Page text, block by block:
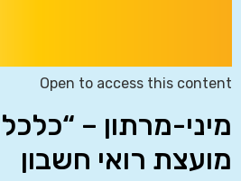
Open to access this content
מיני-מרתון –
מועצת רואי חשבון